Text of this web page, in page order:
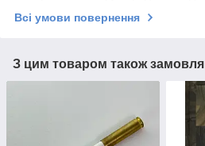
Всі умови повернення
З цим товаром також